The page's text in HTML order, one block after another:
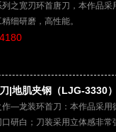
之宽刃环首唐刀，本作品
细研磨，高性能。
|地肌夹钢（LJG-3330
作—龙装环首刀：本作品采用
研白；刀装采用立体感非